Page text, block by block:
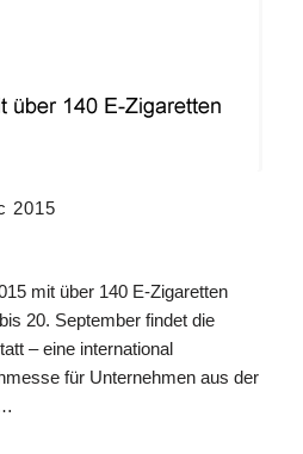
2015
mit über 140 E-Zigaretten
20. September findet die
– eine international
für Unternehmen aus der